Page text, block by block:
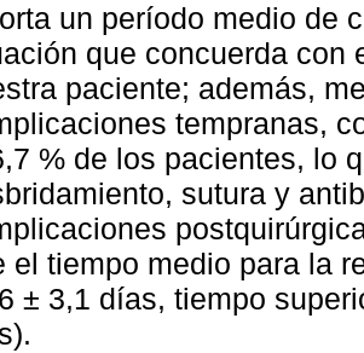
un período medio de
que concuerda con
paciente; además,
tempranas,
% de los pacientes, lo
sutura y
el tiempo medio para la
± 3,1 días, tiempo